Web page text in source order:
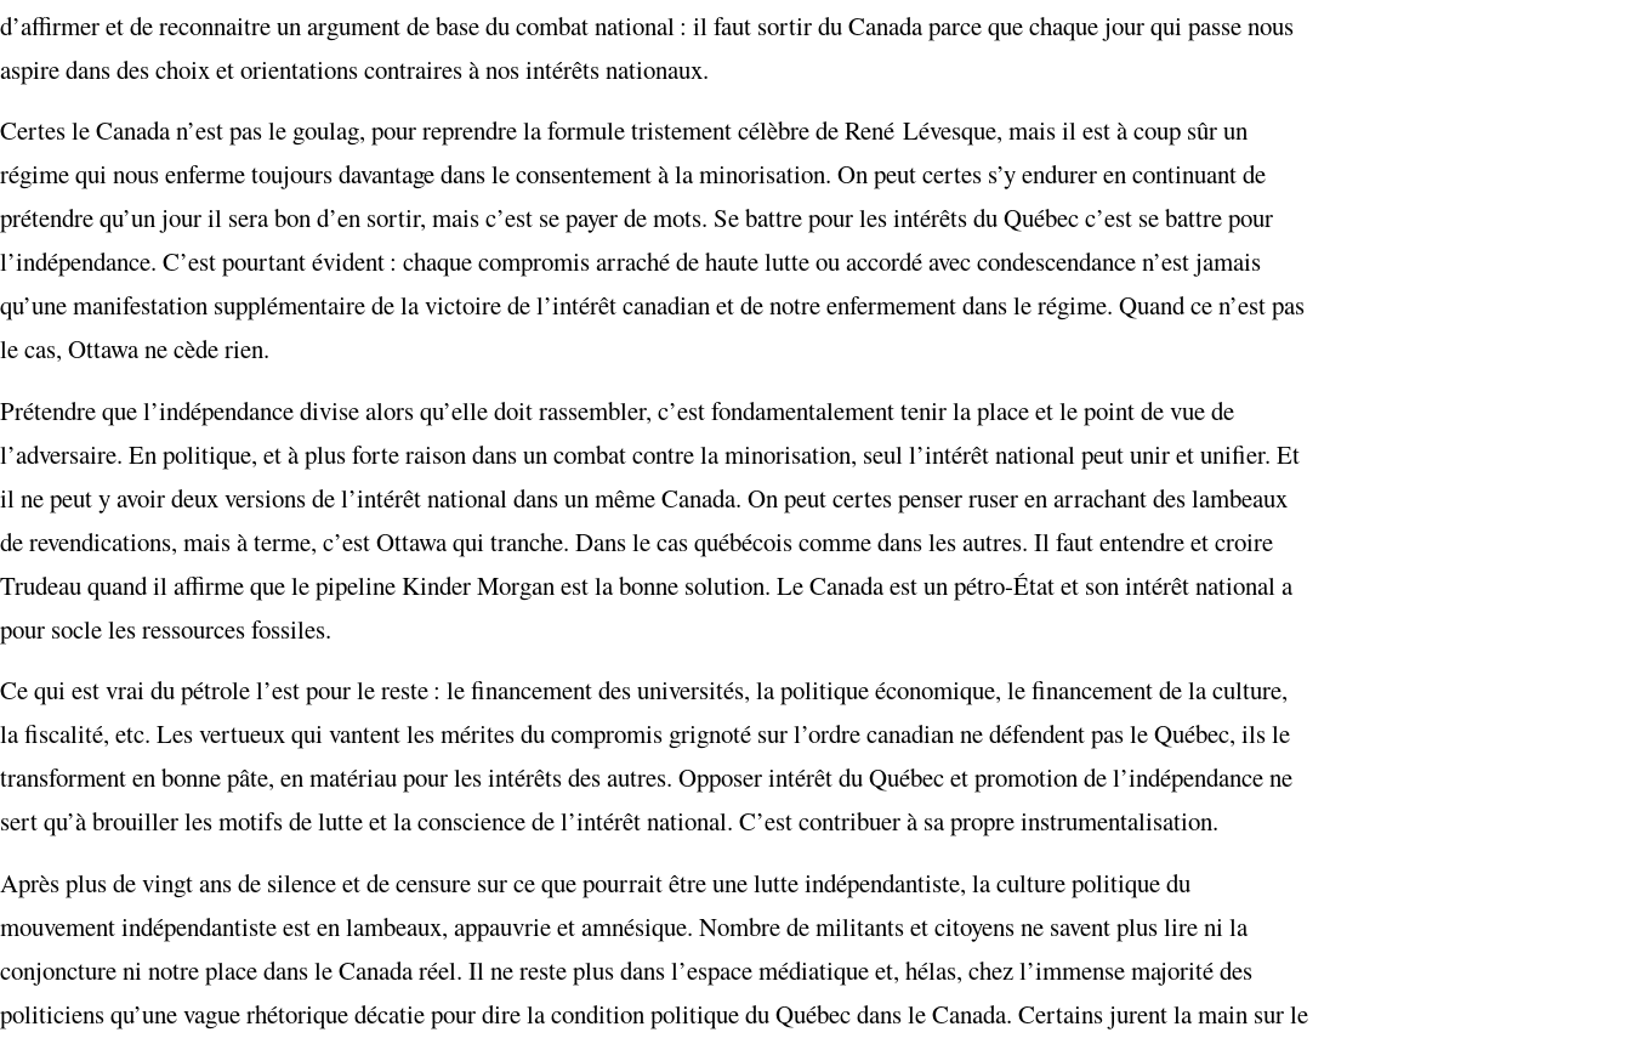
d’affirmer et de reconnaitre un argument de base du combat national : il faut sortir du Canada parce que chaque jour qui passe nous
aspire dans des choix et orientations contraires à nos intérêts nationaux.
Certes le Canada n’est pas le goulag, pour reprendre la formule tristement célèbre de René Lévesque, mais il est à coup sûr un
régime qui nous enferme toujours davantage dans le consentement à la minorisation. On peut certes s’y endurer en continuant de
prétendre qu’un jour il sera bon d’en sortir, mais c’est se payer de mots. Se battre pour les intérêts du Québec c’est se battre pour
l’indépendance. C’est pourtant évident : chaque compromis arraché de haute lutte ou accordé avec condescendance n’est jamais
qu’une manifestation supplémentaire de la victoire de l’intérêt canadian et de notre enfermement dans le régime. Quand ce n’est pas
le cas, Ottawa ne cède rien.
Prétendre que l’indépendance divise alors qu’elle doit rassembler, c’est fondamentalement tenir la place et le point de vue de
l’adversaire. En politique, et à plus forte raison dans un combat contre la minorisation, seul l’intérêt national peut unir et unifier. Et
il ne peut y avoir deux versions de l’intérêt national dans un même Canada. On peut certes penser ruser en arrachant des lambeaux
de revendications, mais à terme, c’est Ottawa qui tranche. Dans le cas québécois comme dans les autres. Il faut entendre et croire
Trudeau quand il affirme que le pipeline Kinder Morgan est la bonne solution. Le Canada est un pétro-État et son intérêt national a
pour socle les ressources fossiles.
Ce qui est vrai du pétrole l’est pour le reste : le financement des universités, la politique économique, le financement de la culture,
la fiscalité, etc. Les vertueux qui vantent les mérites du compromis grignoté sur l’ordre canadian ne défendent pas le Québec, ils le
transforment en bonne pâte, en matériau pour les intérêts des autres. Opposer intérêt du Québec et promotion de l’indépendance ne
sert qu’à brouiller les motifs de lutte et la conscience de l’intérêt national. C’est contribuer à sa propre instrumentalisation.
Après plus de vingt ans de silence et de censure sur ce que pourrait être une lutte indépendantiste, la culture politique du
mouvement indépendantiste est en lambeaux, appauvrie et amnésique. Nombre de militants et citoyens ne savent plus lire ni la
conjoncture ni notre place dans le Canada réel. Il ne reste plus dans l’espace médiatique et, hélas, chez l’immense majorité des
politiciens qu’une vague rhétorique décatie pour dire la condition politique du Québec dans le Canada. Certains jurent la main sur le